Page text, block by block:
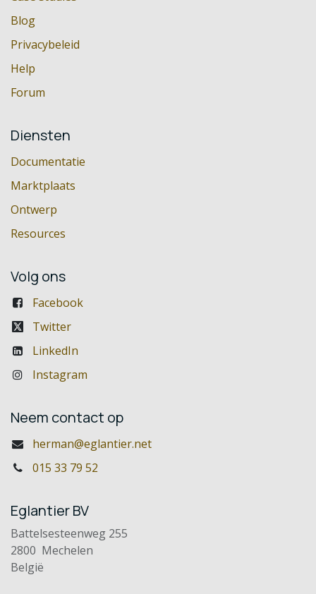
Blog
Privacybeleid
Help
Forum
Diensten
Documentatie
Marktplaats
Ontwerp
Resources
Volg ons
Facebook
Twitter
LinkedIn
Instagram
Neem contact op
herman@eglantier.net
015 33 79 52
Eglantier BV
Battelsesteenweg 255
2800 Mechelen
België